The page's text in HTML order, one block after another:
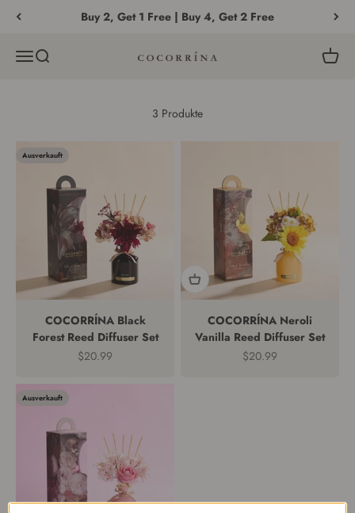
Buy 2, Get 1 Free | Buy 4, Get 2 Free
MenüSuche COCORRÍNA®
3 Produkte
Ausverkauft
COCORRÍNA Black
Forest Reed Diffuser Set
Angebot
$20.99
COCORRÍNA Neroli
Vanilla Reed Diffuser Set
Angebot
$20.99
Ausverkauft